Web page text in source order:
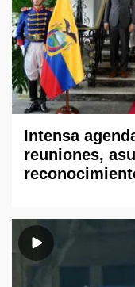
Intensa
reuniones,